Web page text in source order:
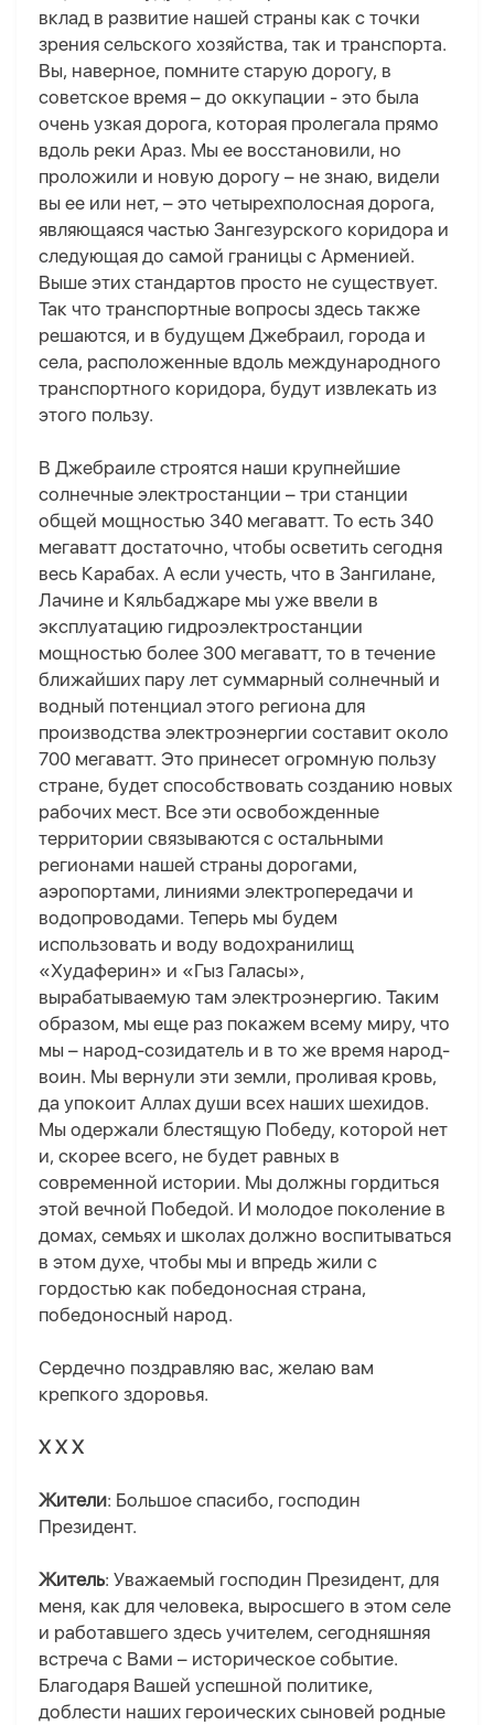
вклад в развитие нашей страны как с точки
зрения сельского хозяйства, так и транспорта.
Вы, наверное, помните старую дорогу, в
советское время – до оккупации - это была
очень узкая дорога, которая пролегала прямо
вдоль реки Араз. Мы ее восстановили, но
проложили и новую дорогу – не знаю, видели
вы ее или нет, – это четырехполосная дорога,
являющаяся частью Зангезурского коридора и
следующая до самой границы с Арменией.
Выше этих стандартов просто не существует.
Так что транспортные вопросы здесь также
решаются, и в будущем Джебраил, города и
села, расположенные вдоль международного
транспортного коридора, будут извлекать из
этого пользу.
В Джебраиле строятся наши крупнейшие
солнечные электростанции – три станции
общей мощностью 340 мегаватт. То есть 340
мегаватт достаточно, чтобы осветить сегодня
весь Карабах. А если учесть, что в Зангилане,
Лачине и Кяльбаджаре мы уже ввели в
эксплуатацию гидроэлектростанции
мощностью более 300 мегаватт, то в течение
ближайших пару лет суммарный солнечный и
водный потенциал этого региона для
производства электроэнергии составит около
700 мегаватт. Это принесет огромную пользу
стране, будет способствовать созданию новых
рабочих мест. Все эти освобожденные
территории связываются с остальными
регионами нашей страны дорогами,
аэропортами, линиями электропередачи и
водопроводами. Теперь мы будем
использовать и воду водохранилищ
«Худаферин» и «Гыз Галасы»,
вырабатываемую там электроэнергию. Таким
образом, мы еще раз покажем всему миру, что
мы – народ-созидатель и в то же время народ-
воин. Мы вернули эти земли, проливая кровь,
да упокоит Аллах души всех наших шехидов.
Мы одержали блестящую Победу, которой нет
и, скорее всего, не будет равных в
современной истории. Мы должны гордиться
этой вечной Победой. И молодое поколение в
домах, семьях и школах должно воспитываться
в этом духе, чтобы мы и впредь жили с
гордостью как победоносная страна,
победоносный народ.
Сердечно поздравляю вас, желаю вам
крепкого здоровья.
X X X
Жители: Большое спасибо, господин
Президент.
Житель: Уважаемый господин Президент, для
меня, как для человека, выросшего в этом селе
и работавшего здесь учителем, сегодняшняя
встреча с Вами – историческое событие.
Благодаря Вашей успешной политике,
доблести наших героических сыновей родные